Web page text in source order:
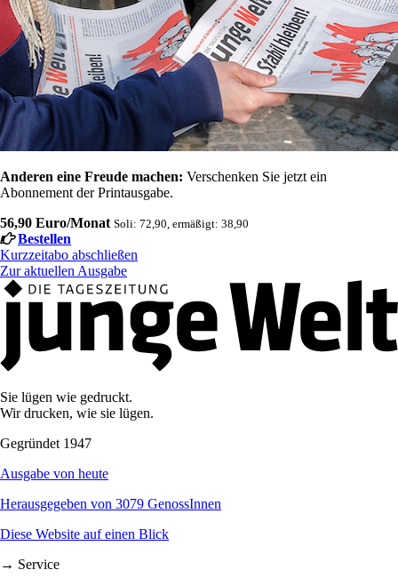
Anderen eine Freude machen: Verschenken Sie jetzt ein
Abonnement der Printausgabe.
56,90 Euro/Monat Soli: 72,90, ermäßigt: 38,90
Bestellen
Kurzzeitabo abschließen
Zur aktuellen Ausgabe
Sie lügen wie gedruckt.
Wir drucken, wie sie lügen.
Gegründet 1947
Ausgabe von heute
Herausgegeben von 3079 GenossInnen
Diese Website auf einen Blick
→ Service